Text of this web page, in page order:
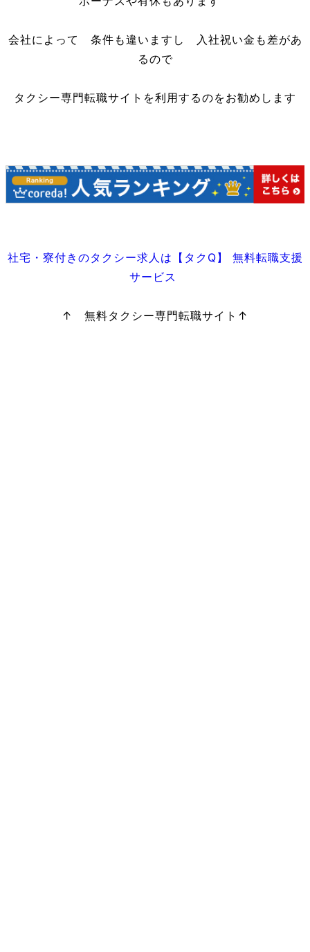
会社によって 条件も違いますし 入社祝い金も差があ
るので
タクシー専門転職サイトを利用するのをお勧めします
社宅・寮付きのタクシー求人は【タクQ】 無料転職支援
サービス
↑ 無料タクシー専門転職サイト↑